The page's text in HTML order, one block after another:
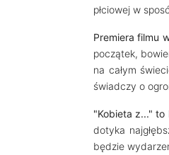
płciowej w
Premiera filmu
początek,
na całym
świadczy o
"Kobieta z..." to
dotyka
będzie